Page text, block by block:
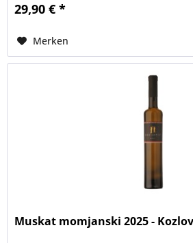
29,90 € *
Merken
Muskat momjanski 2025 -